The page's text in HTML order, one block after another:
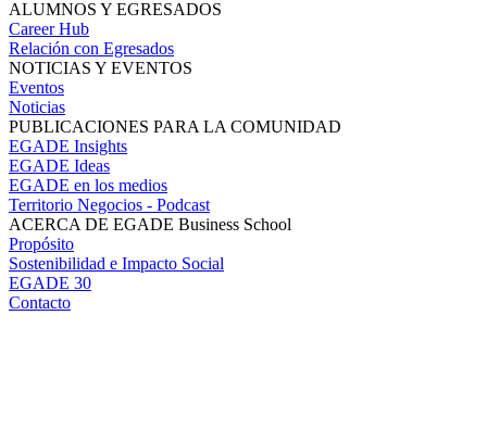
ALUMNOS Y EGRESADOS
Career Hub
Relación con Egresados
NOTICIAS Y EVENTOS
Eventos
Noticias
PUBLICACIONES PARA LA COMUNIDAD
EGADE Insights
EGADE Ideas
EGADE en los medios
Territorio Negocios - Podcast
ACERCA DE EGADE Business School
Propósito
Sostenibilidad e Impacto Social
EGADE 30
Contacto